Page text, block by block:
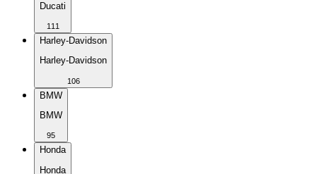
Ducati
111
Harley-Davidson
Harley-Davidson
106
BMW
BMW
95
Honda
Honda